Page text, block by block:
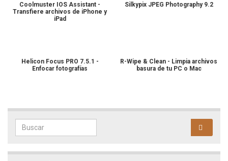
Coolmuster IOS Assistant -
Transfiere archivos de iPhone y
iPad
Silkypix JPEG Photography 9.2
Helicon Focus PRO 7.5.1 -
Enfocar fotografías
R-Wipe & Clean - Limpia archivos
basura de tu PC o Mac
Search for: